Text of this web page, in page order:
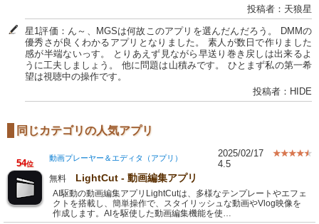
投稿者：天狼星
星1評価：ん～、MGSは何故このアプリを選んだんだろう。 DMMの
優秀さが良くわかるアプリとなりました。 素人が数日で作りました
感が半端ないっす。 とりあえず見ながら早送り巻き戻しは出来るよ
うに工夫しましょう。 他に問題は山積みです。 ひとまず私の第一希
望は視聴中の操作です。
投稿者：HIDE
同じカテゴリの人気アプリ
54位
動画プレーヤー＆エディタ（アプリ）
2025/02/17
4.5
無料 LightCut - 動画編集アプリ
AI駆動の動画編集アプリLightCutは、多様なテンプレートやエフェ
クトを搭載し、簡単操作で、スタイリッシュな動画やVlog映像を
作成します。AIを駆使した動画編集機能を使…